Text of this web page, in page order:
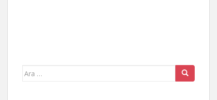
Arama